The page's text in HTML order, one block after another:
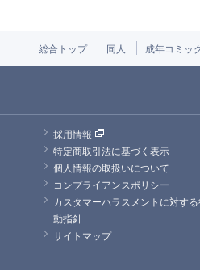
総合トップ 同人 成年コミッ
採用情報
特定商取引法に基づく表示
個人情報の取扱いについて
コンプライアンスポリシー
カスタマーハラスメントに対す
動指針
サイトマップ